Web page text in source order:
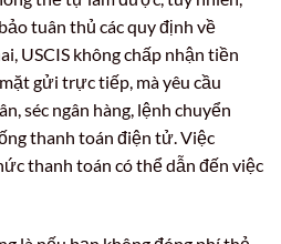
tuân thủ các quy định về
USCIS không chấp nhận tiền
gửi trực tiếp, mà yêu cầu
séc ngân hàng, lệnh chuyển
thanh toán điện tử. Việc
thanh toán có thể dẫn đến việc